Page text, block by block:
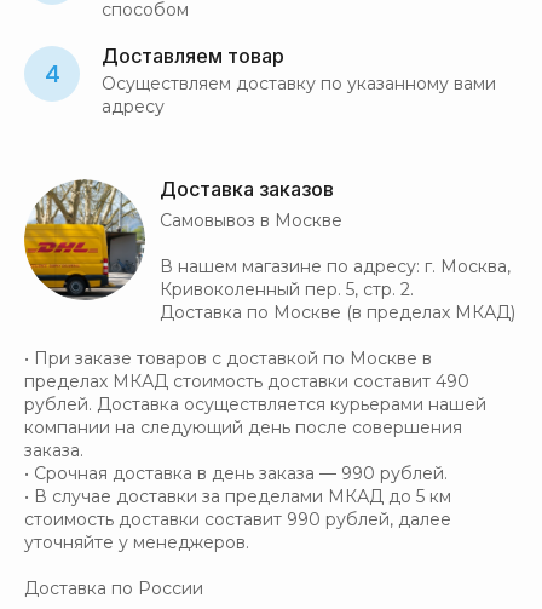
способом
4
Доставляем товар
Осуществляем доставку по указанному вами
адресу
Доставка заказов
Самовывоз в Москве
В нашем магазине по адресу: г. Москва,
Кривоколенный пер. 5, стр. 2.
Доставка по Москве (в пределах МКАД)
• При заказе товаров с доставкой по Москве в
пределах МКАД стоимость доставки составит 490
рублей. Доставка осуществляется курьерами нашей
компании на следующий день после совершения
заказа.
• Срочная доставка в день заказа — 990 рублей.
• В случае доставки за пределами МКАД до 5 км
стоимость доставки составит 990 рублей, далее
уточняйте у менеджеров.
Доставка по России